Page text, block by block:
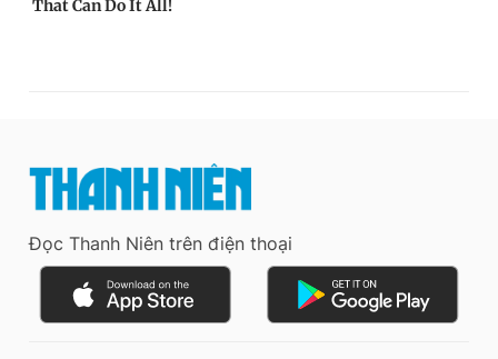
Đọc Thanh Niên trên điện thoại